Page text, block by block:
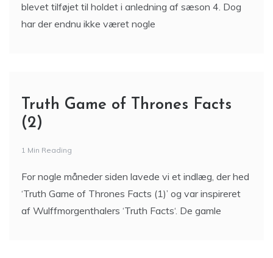
blevet tilføjet til holdet i anledning af sæson 4. Dog
har der endnu ikke været nogle
Truth Game of Thrones Facts
(2)
1 Min Reading
For nogle måneder siden lavede vi et indlæg, der hed
‘Truth Game of Thrones Facts (1)’ og var inspireret
af Wulffmorgenthalers ‘Truth Facts‘. De gamle